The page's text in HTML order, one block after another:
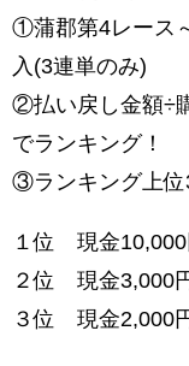
①蒲郡第4レース
入(3連単のみ)
②払い戻し金額÷
でランキング！
③ランキング上位
１位 現金10,000
２位 現金3,000
３位 現金2,000